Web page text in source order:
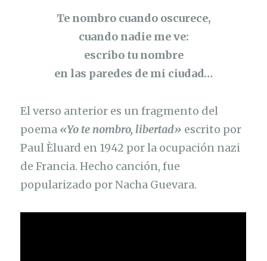
Te nombro cuando oscurece,
cuando nadie me ve:
escribo tu nombre
en las paredes de mi ciudad…
El verso anterior es un fragmento del
poema «Yo te nombro, libertad» escrito por
Paul Èluard en 1942 por la ocupación nazi
de Francia. Hecho canción, fue
popularizado por Nacha Guevara.